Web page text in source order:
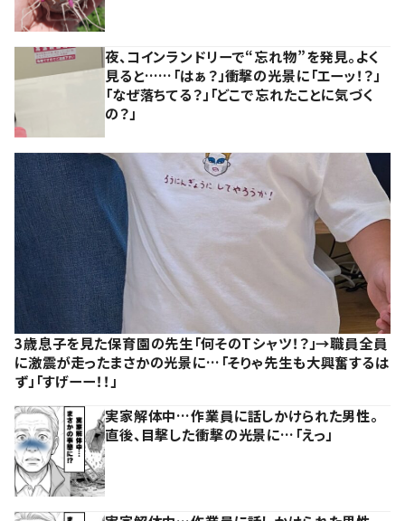
夜、コインランドリーで“忘れ物”を発見。よく
見ると……「はぁ？」衝撃の光景に「エーッ！？」
「なぜ落ちてる？」「どこで忘れたことに気づく
の？」
3歳息子を見た保育園の先生「何そのTシャツ！？」→職員全員
に激震が走ったまさかの光景に…「そりゃ先生も大興奮するは
ず」「すげーー！！」
実家解体中…作業員に話しかけられた男性。
直後、目撃した衝撃の光景に…「えっ」